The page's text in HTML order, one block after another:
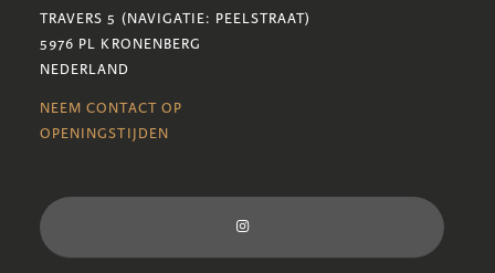
TRAVERS 5 (NAVIGATIE: PEELSTRAAT)
5976 PL KRONENBERG
NEDERLAND
NEEM CONTACT OP
OPENINGSTIJDEN